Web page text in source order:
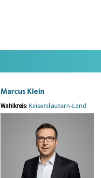
Marcus Klein
Wahlkreis: Kaiserslautern-Land